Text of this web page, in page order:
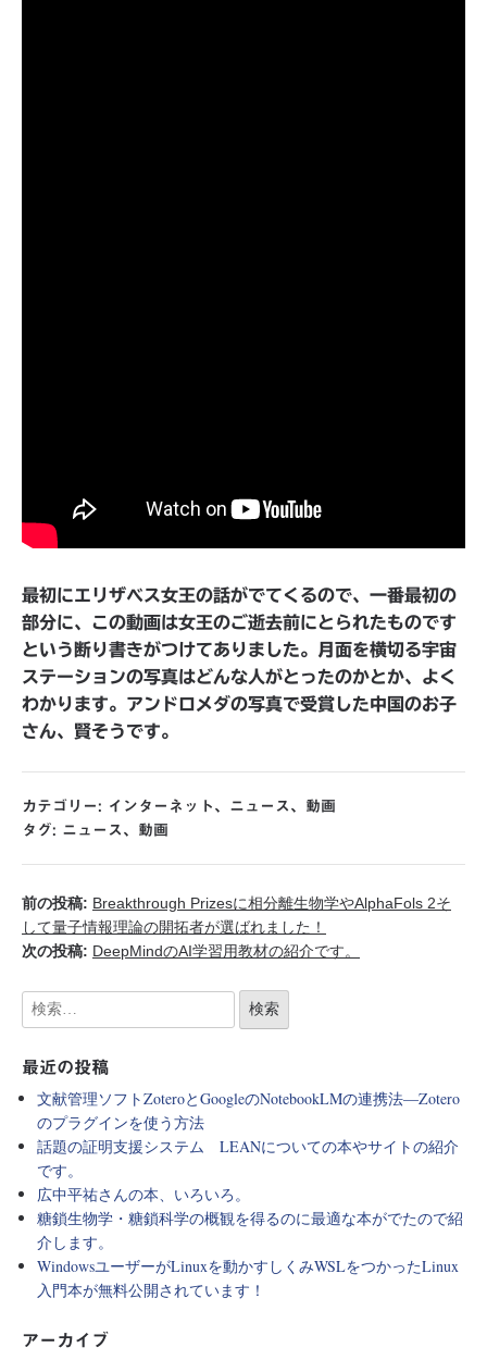
最初にエリザベス女王の話がでてくるので、一番最初の
部分に、この動画は女王のご逝去前にとられたものです
という断り書きがつけてありました。月面を横切る宇宙
ステーションの写真はどんな人がとったのかとか、よく
わかります。アンドロメダの写真で受賞した中国のお子
さん、賢そうです。
カテゴリー: インターネット 、 ニュース 、 動画
タグ: ニュース 、 動画
前の投稿: Breakthrough Prizesに相分離生物学やAlphaFols 2そ
して量子情報理論の開拓者が選ばれました！
次の投稿: DeepMindのAI学習用教材の紹介です。
最近の投稿
文献管理ソフトZoteroとGoogleのNotebookLMの連携法―Zotero
のプラグインを使う方法
話題の証明支援システム LEANについての本やサイトの紹介
です。
広中平祐さんの本、いろいろ。
糖鎖生物学・糖鎖科学の概観を得るのに最適な本がでたので紹
介します。
WindowsユーザーがLinuxを動かすしくみWSLをつかったLinux
入門本が無料公開されています！
アーカイブ